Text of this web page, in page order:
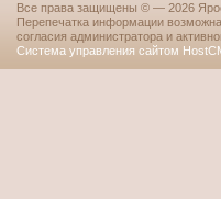
Все права защищены © — 2026
Перепечатка информации
согласия администратора и
Система управления сайтом